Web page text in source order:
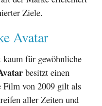
Ziele.
Avatar
für gewöhnliche
besitzt einen
Film von 2009 gilt als
aller Zeiten und